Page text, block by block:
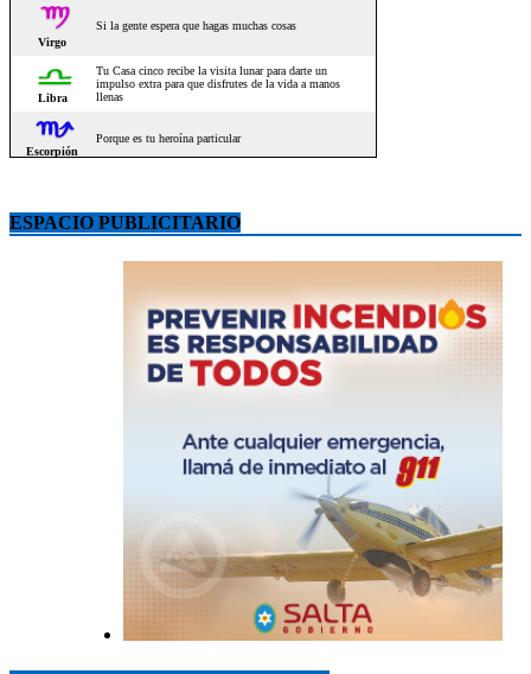
ESPACIO PUBLICITARIO